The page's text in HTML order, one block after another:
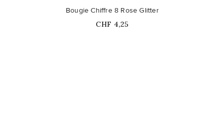
Ce produit n'est plus disponible en
stock
Bougie Chiffre 8 Rose Glitter
Prix
CHF 4,25